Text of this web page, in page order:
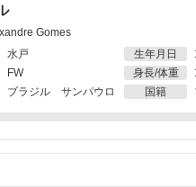
Gomes
水戸
FW
ブラジル サンパウロ
生年月日
身長/体重
国籍